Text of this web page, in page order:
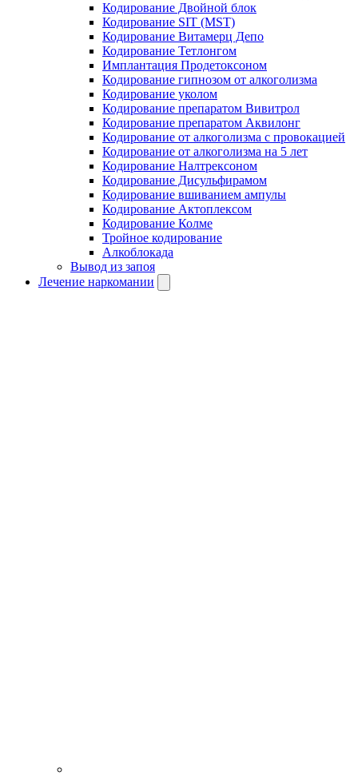
Кодирование Двойной блок
Кодирование SIT (MST)
Кодирование Витамерц Депо
Кодирование Тетлонгом
Имплантация Продетоксоном
Кодирование гипнозом от алкоголизма
Кодирование уколом
Кодирование препаратом Вивитрол
Кодирование препаратом Аквилонг
Кодирование от алкоголизма с провокацией
Кодирование от алкоголизма на 5 лет
Кодирование Налтрексоном
Кодирование Дисульфирамом
Кодирование вшиванием ампулы
Кодирование Актоплексом
Кодирование Колме
Тройное кодирование
Алкоблокада
Вывод из запоя
Лечение наркомании